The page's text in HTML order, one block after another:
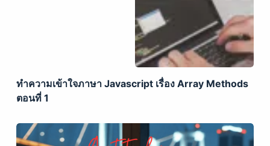
ทำความเข้าใจภาษา Javascript เรื่อง Array Methods
ตอนที่ 1